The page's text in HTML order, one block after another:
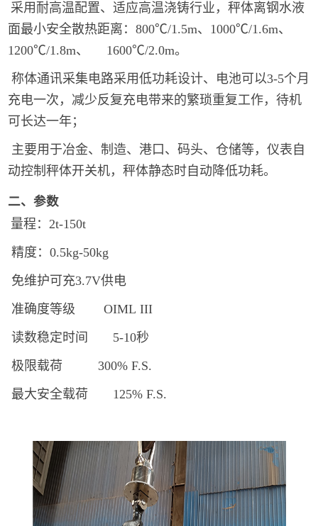
采用耐高温配置、适应高温浇铸行业，秤体离钢水液
面最小安全散热距离：800℃/1.5m、1000℃/1.6m、
1200℃/1.8m、 1600℃/2.0m。
称体通讯采集电路采用低功耗设计、电池可以3-5个月
充电一次，减少反复充电带来的繁琐重复工作，待机
可长达一年；
主要用于冶金、制造、港口、码头、仓储等，仪表自
动控制秤体开关机，秤体静态时自动降低功耗。
二、参数
量程：2t-150t
精度：0.5kg-50kg
免维护可充3.7V供电
准确度等级 OIML III
读数稳定时间 5-10秒
极限载荷 300% F.S.
最大安全载荷 125% F.S.